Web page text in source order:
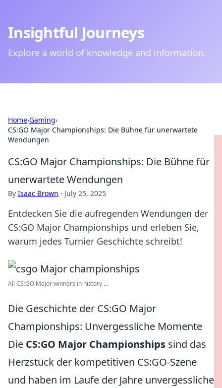
Insightful Journeys
Explore a world of knowledge and information.
Home›Gaming›
CS:GO Major Championships: Die Bühne für unerwartete
Wendungen
CS:GO Major Championships: Die Bühne für
unerwartete Wendungen
By Isaac Brown · July 25, 2025
Entdecken Sie die aufregenden Wendungen der
CS:GO Major Championships und erleben Sie,
warum jedes Turnier Geschichte schreibt!
All CS:GO Major winners in history ...
Die Geschichte der CS:GO Major
Championships: Unvergessliche Momente
Die CS:GO Major Championships sind das
Herzstück der kompetitiven CS:GO-Szene
und haben im Laufe der Jahre unvergessliche